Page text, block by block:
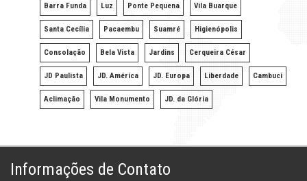
Barra Funda Luz Ponte Pequena Vila Buarque
Santa Cecília Pacaembu Suamré Higienópolis
Consolação Bela Vista Jardins Cerqueira César
JD Paulista JD. América JD. Europa Liberdade Cambuci
Aclimação Vila Monumento JD. da Glória
Informações de Contato